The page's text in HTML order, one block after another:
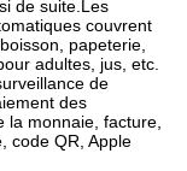
de suite.Les
couvrent
papeterie,
adultes, jus, etc.
de
des
monnaie, facture,
code QR, Apple